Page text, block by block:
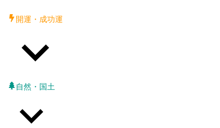
開運・成功運
自然・国土